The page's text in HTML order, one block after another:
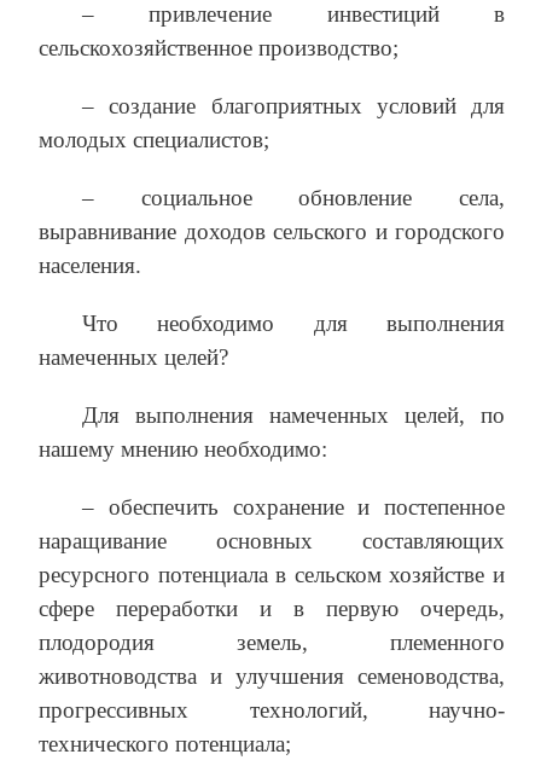
– привлечение инвестиций в
сельскохозяйственное производство;
– создание благоприятных условий для
молодых специалистов;
– социальное обновление села,
выравнивание доходов сельского и городского
населения.
Что необходимо для выполнения
намеченных целей?
Для выполнения намеченных целей, по
нашему мнению необходимо:
– обеспечить сохранение и постепенное
наращивание основных составляющих
ресурсного потенциала в сельском хозяйстве и
сфере переработки и в первую очередь,
плодородия земель, племенного
животноводства и улучшения семеноводства,
прогрессивных технологий, научно-
технического потенциала;